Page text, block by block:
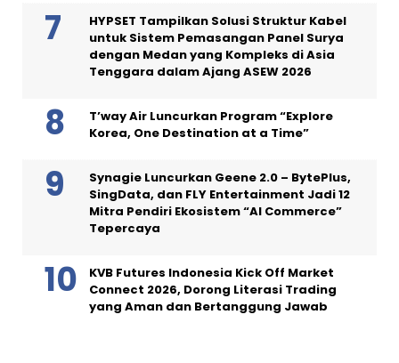
HYPSET Tampilkan Solusi Struktur Kabel
untuk Sistem Pemasangan Panel Surya
dengan Medan yang Kompleks di Asia
Tenggara dalam Ajang ASEW 2026
T’way Air Luncurkan Program “Explore
Korea, One Destination at a Time”
Synagie Luncurkan Geene 2.0 – BytePlus,
SingData, dan FLY Entertainment Jadi 12
Mitra Pendiri Ekosistem “AI Commerce”
Tepercaya
KVB Futures Indonesia Kick Off Market
Connect 2026, Dorong Literasi Trading
yang Aman dan Bertanggung Jawab